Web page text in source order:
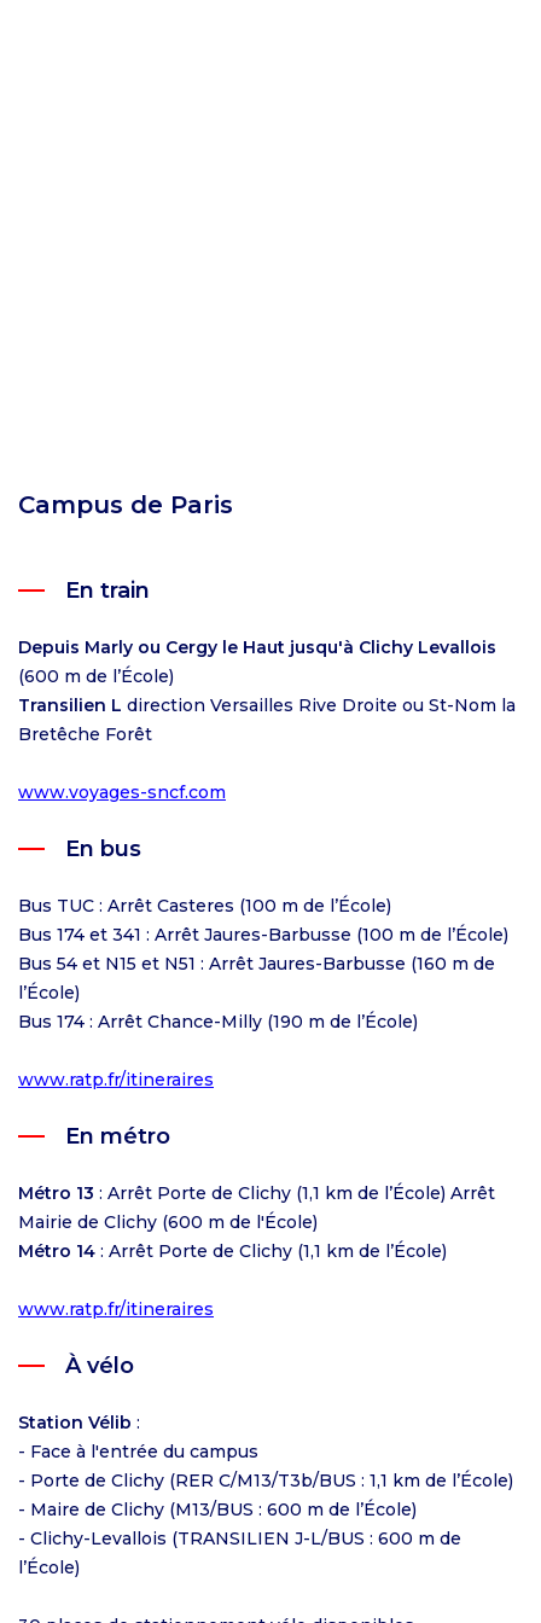
Campus de Paris
En train
Depuis Marly ou Cergy le Haut jusqu'à Clichy Levallois
(600 m de l’École)
Transilien L direction Versailles Rive Droite ou St-Nom la
Bretêche Forêt
www.voyages-sncf.com
En bus
Bus TUC : Arrêt Casteres (100 m de l’École)
Bus 174 et 341 : Arrêt Jaures-Barbusse (100 m de l’École)
Bus 54 et N15 et N51 : Arrêt Jaures-Barbusse (160 m de
l’École)
Bus 174 : Arrêt Chance-Milly (190 m de l’École)
www.ratp.fr/itineraires
En métro
Métro 13 : Arrêt Porte de Clichy (1,1 km de l’École) Arrêt
Mairie de Clichy (600 m de l'École)
Métro 14 : Arrêt Porte de Clichy (1,1 km de l’École)
www.ratp.fr/itineraires
À vélo
Station Vélib :
- Face à l'entrée du campus
- Porte de Clichy (RER C/M13/T3b/BUS : 1,1 km de l’École)
- Maire de Clichy (M13/BUS : 600 m de l’École)
- Clichy-Levallois (TRANSILIEN J-L/BUS : 600 m de
l’École)